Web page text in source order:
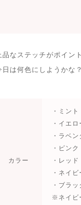
品なステッチがポイン
日は何色にしようかな
カラー
・ミント
・イエロ
・ラベン
・ピンク
・レッド
・ネイビ
・ブラッ
※ネイビ